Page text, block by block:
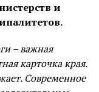
и
– важная
карточка края.
Современное